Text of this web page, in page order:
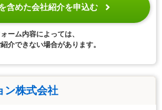
含めた会社紹介を申込む
ーム内容によっては、
介できない場合があります。
ン株式会社